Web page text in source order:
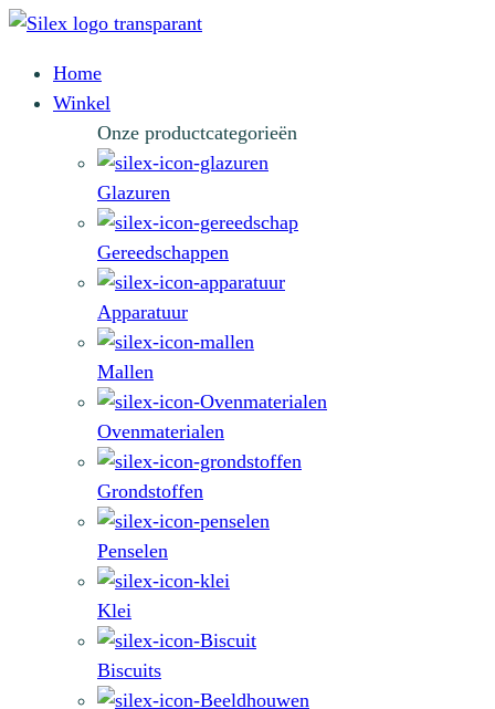
Home
Winkel
Onze productcategorieën
Glazuren
Gereedschappen
Apparatuur
Mallen
Ovenmaterialen
Grondstoffen
Penselen
Klei
Biscuits